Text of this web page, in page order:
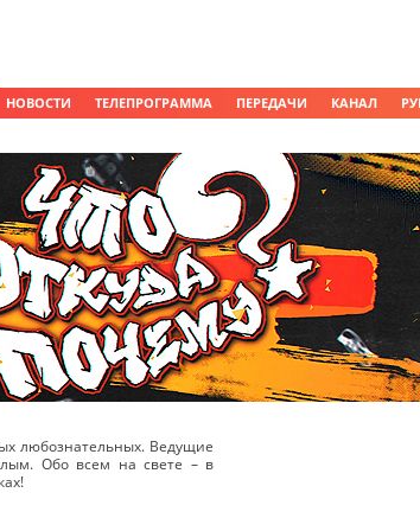
НОВОСТИ ТЕЛЕПРОГРАММА ПЕРЕДАЧИ КАНАЛ
любознательных. Ведущие
Обо всем на свете – в